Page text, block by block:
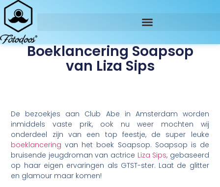
Boeklancering Soapsop
van Liza Sips
De bezoekjes aan Club Abe in Amsterdam worden
inmiddels vaste prik, ook nu weer mochten wij
onderdeel zijn van een top feestje, de super leuke
boeklancering van het boek Soapsop. Soapsop is de
bruisende jeugdroman van actrice Liza Sips, gebaseerd
op haar eigen ervaringen als GTST-ster. Laat de glitter
en glamour maar komen!